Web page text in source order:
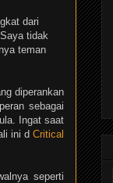
dari
tidak
teman
diperankan
sebagai
Ingat saat
ini d Critical
seperti